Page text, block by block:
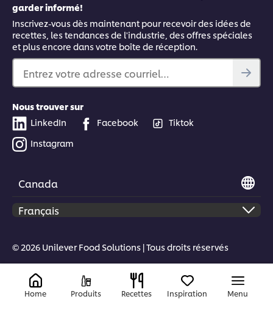
garder informé!
Inscrivez-vous dès maintenant pour recevoir des idées de
recettes, les tendances de l'industrie, des offres spéciales
et plus encore dans votre boîte de réception.
Entrez votre adresse courriel…
Nous trouver sur
LinkedIn
Facebook
Tiktok
Instagram
Canada
© 2026 Unilever Food Solutions | Tous droits réservés
Home Produits Recettes Inspiration Menu